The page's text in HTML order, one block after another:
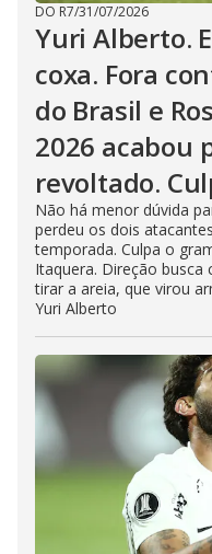
DO R7/31/07/2026
Yuri Alberto.
coxa. Fora
do Brasil e
2026 acabou
revoltado.
Não há menor dúvida
perdeu os dois
temporada. Culpa o
Itaquera. Direção busca
tirar a areia, que virou
Yuri Alberto